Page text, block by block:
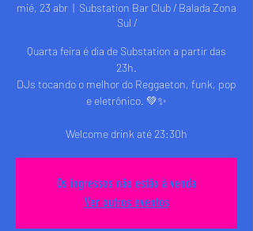
mié, 23 abr
  |
Substation Bar Club / Balada Zona
Sul /
Quarta feira é dia de Substation a partir das
23h.
DJs tocando o melhor do Reggaeton, funk, pop
e eletrônico. 💚✨
Welcome drink até 23:30h
Os ingressos não estão à venda
Ver outros eventos